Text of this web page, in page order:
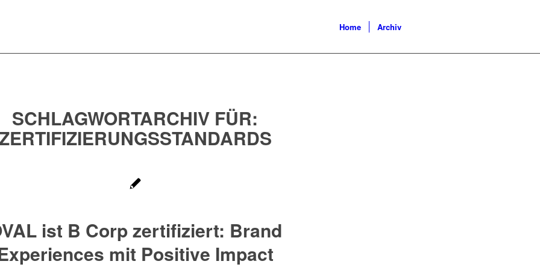
Home Archiv
SCHLAGWORTARCHIV FÜR:
ist B Corp zertifiziert: Brand
mit Positive Impact